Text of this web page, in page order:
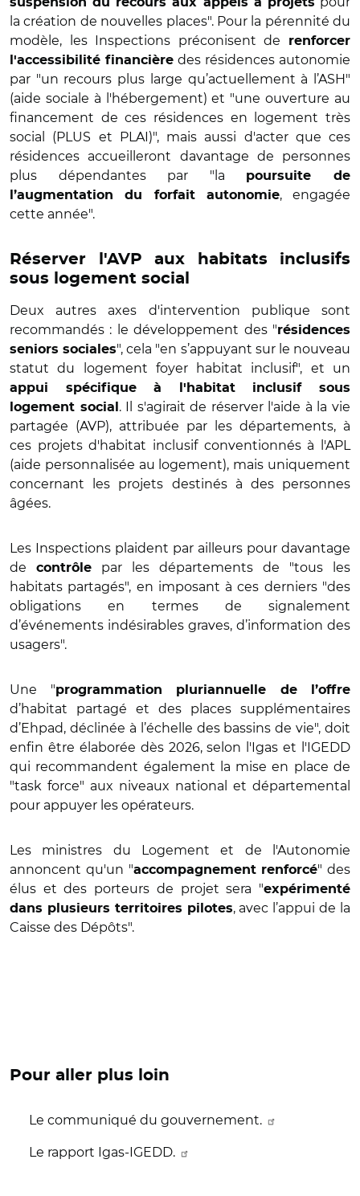
la création de nouvelles places". Pour la pérennité du
modèle, les Inspections préconisent de
renforcer
l'accessibilité financière des résidences autonomie
par "un recours plus large qu’actuellement à l’ASH"
(aide sociale à l'hébergement) et "une ouverture au
financement de ces résidences en logement très
social (PLUS et PLAI)", mais aussi d'acter que ces
résidences accueilleront davantage de personnes
plus dépendantes par "la
poursuite de
l’augmentation du forfait autonomie, engagée
cette année".
Réserver l'AVP aux habitats inclusifs
sous logement social
Deux autres axes d'intervention publique sont
recommandés : le développement des "résidences
seniors sociales", cela "en s’appuyant sur le nouveau
statut du logement foyer habitat inclusif", et un
appui spécifique à l'habitat inclusif sous
logement social . Il s'agirait de réserver l'aide à la vie
partagée (AVP), attribuée par les départements, à
ces projets d'habitat inclusif conventionnés à l'APL
(aide personnalisée au logement), mais uniquement
concernant les projets destinés à des personnes
âgées.
Les Inspections plaident par ailleurs pour davantage
de contrôle par les départements de "tous les
habitats partagés", en imposant à ces derniers "des
obligations en termes de signalement
d’événements indésirables graves, d’information des
usagers".
Une "programmation pluriannuelle de l’offre
d’habitat partagé et des places supplémentaires
d’Ehpad, déclinée à l’échelle des bassins de vie", doit
enfin être élaborée dès 2026, selon l'Igas et l'IGEDD
qui recommandent également la mise en place de
"task force" aux niveaux national et départemental
pour appuyer les opérateurs.
Les ministres du Logement et de l'Autonomie
annoncent qu'un "accompagnement renforcé" des
élus et des porteurs de projet sera "expérimenté
dans plusieurs territoires pilotes, avec l’appui de la
Caisse des Dépôts".
Pour aller plus loin
Le communiqué du gouvernement.
Le rapport Igas-IGEDD.